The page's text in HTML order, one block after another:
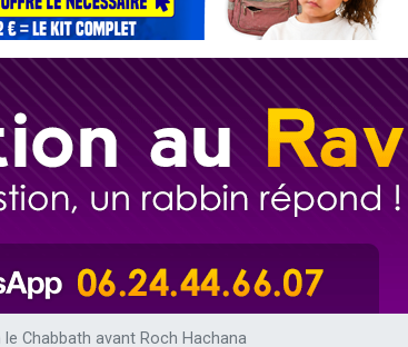
de faire un don pour Sauvez la jambe de Yohan
dans Torah-Box Music
étudier en groupe sur Zoom
nous rejoindre sur WhatsApp
nous rejoindre sur WhatsApp
nous rejoindre sur WhatsApp
de faire un don pour Tsédaka : pauvres d'Israel
de faire un don pour 1 Journée de Vacances Pour les Enfants
le Chabbath avant Roch Hachana